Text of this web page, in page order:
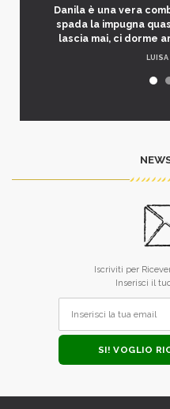
Danila è una vera
spada la impugna
lascia mai, ci dorme
Iscriviti per
Inserisci il
SI! VOGLIO